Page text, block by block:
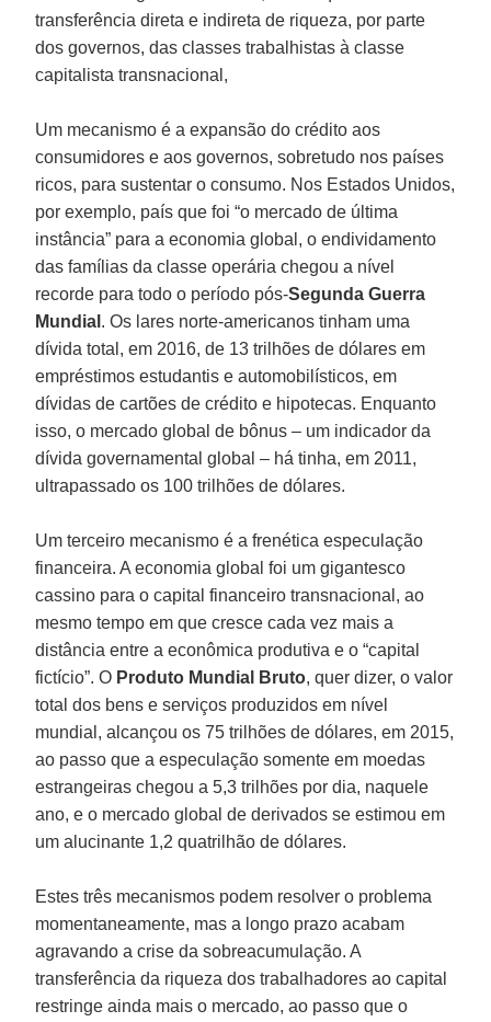
transferência direta e indireta de riqueza, por parte
dos governos, das classes trabalhistas à classe
capitalista transnacional,
Um mecanismo é a expansão do crédito aos
consumidores e aos governos, sobretudo nos países
ricos, para sustentar o consumo. Nos Estados Unidos,
por exemplo, país que foi “o mercado de última
instância” para a economia global, o endividamento
das famílias da classe operária chegou a nível
recorde para todo o período pós-Segunda Guerra
Mundial . Os lares norte-americanos tinham uma
dívida total, em 2016, de 13 trilhões de dólares em
empréstimos estudantis e automobilísticos, em
dívidas de cartões de crédito e hipotecas. Enquanto
isso, o mercado global de bônus – um indicador da
dívida governamental global – há tinha, em 2011,
ultrapassado os 100 trilhões de dólares.
Um terceiro mecanismo é a frenética especulação
financeira. A economia global foi um gigantesco
cassino para o capital financeiro transnacional, ao
mesmo tempo em que cresce cada vez mais a
distância entre a econômica produtiva e o “capital
fictício”. O Produto Mundial Bruto, quer dizer, o valor
total dos bens e serviços produzidos em nível
mundial, alcançou os 75 trilhões de dólares, em 2015,
ao passo que a especulação somente em moedas
estrangeiras chegou a 5,3 trilhões por dia, naquele
ano, e o mercado global de derivados se estimou em
um alucinante 1,2 quatrilhão de dólares.
Estes três mecanismos podem resolver o problema
momentaneamente, mas a longo prazo acabam
agravando a crise da sobreacumulação. A
transferência da riqueza dos trabalhadores ao capital
restringe ainda mais o mercado, ao passo que o